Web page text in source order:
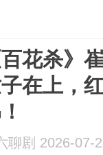
百花杀》
在上，
聊剧 2026-07-